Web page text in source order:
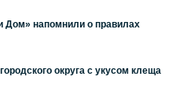
Дом» напомнили о правилах
округа с укусом клеща